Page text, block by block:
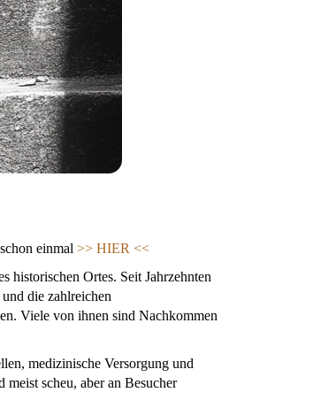
einmal >> HIER <<
historischen Ortes. Seit Jahrzehnten
die zahlreichen
Viele von ihnen sind Nachkommen
medizinische Versorgung und
scheu, aber an Besucher